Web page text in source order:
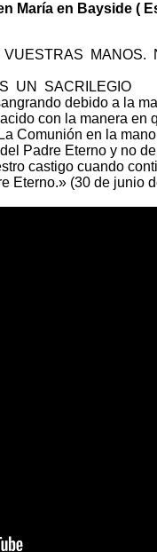
María en Bayside (
MANOS.
UN SACRILEGIO
debido a la
con la manera en
Comunión en la
Padre Eterno y no
castigo cuando
Eterno.» (30 de junio